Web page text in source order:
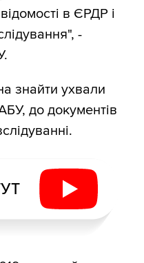
в ЄРДР і
-
знайти ухвали
до документів